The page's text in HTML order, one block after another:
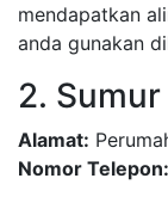
mendapatkan
anda gunakan
2.
Alamat:
Nomor Telepon: